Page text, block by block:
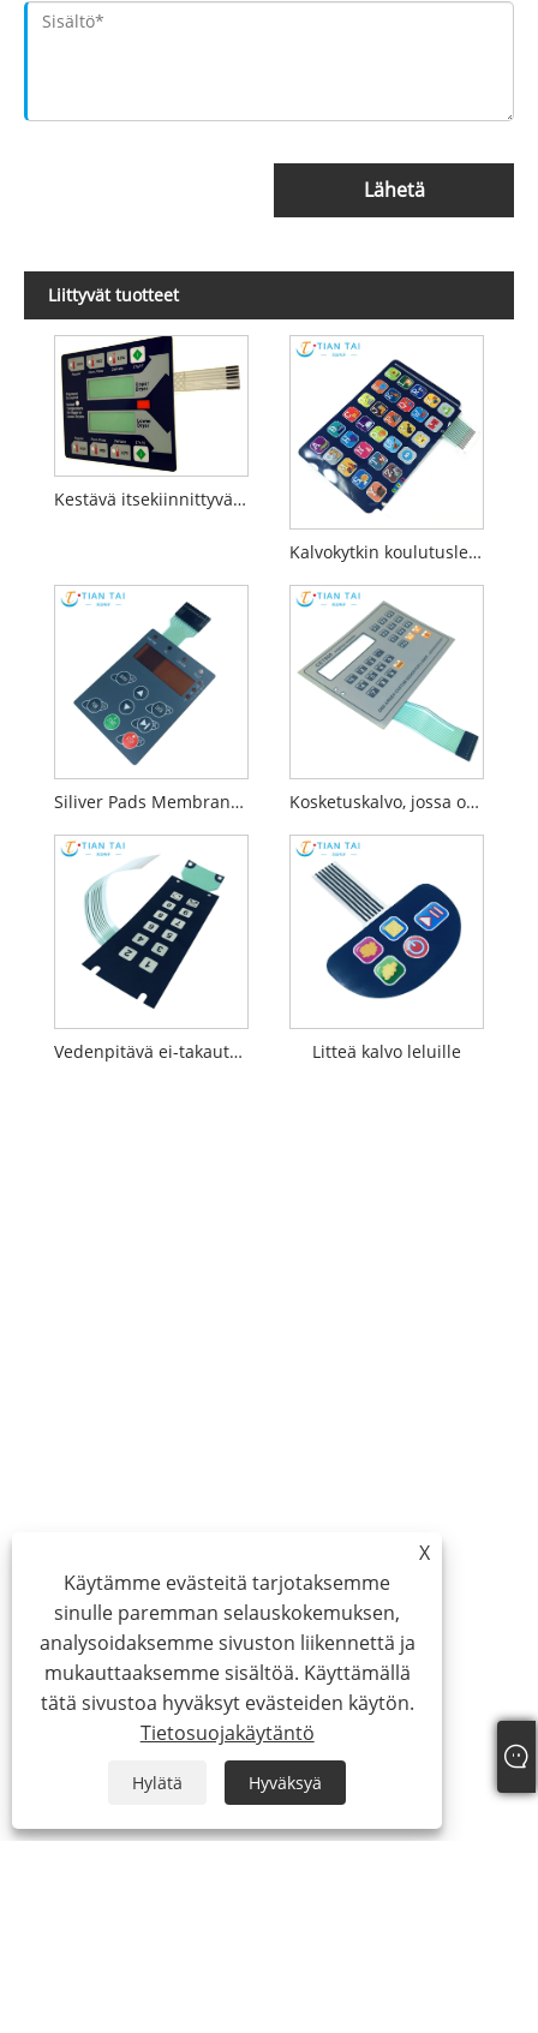
Lähetä
Liittyvät tuotteet
Kestävä itsekiinnittyvä kumimetallipainikkeet PET PC-kalvo
Kalvokytkin koulutusleluihin
Siliver Pads Membrane Switch Kosketuskalvo, jossa on liitin
Vedenpitävä ei-takautuva kalvokytkin Litteä kalvo leluille
X
Käytämme evästeitä tarjotaksemme
sinulle paremman selauskokemuksen,
analysoidaksemme sivuston liikennettä ja
mukauttaaksemme sisältöä. Käyttämällä
tätä sivustoa hyväksyt evästeiden käytön.
Tietosuojakäytäntö
Hylätä Hyväksyä